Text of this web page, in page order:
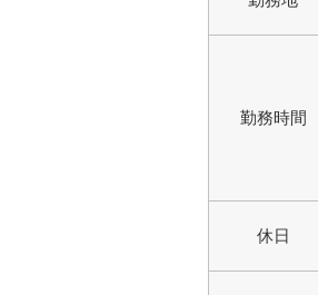
勤務時間
休日